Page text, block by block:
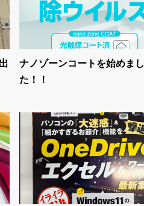
ナノゾーンコートを始めまし
た！！